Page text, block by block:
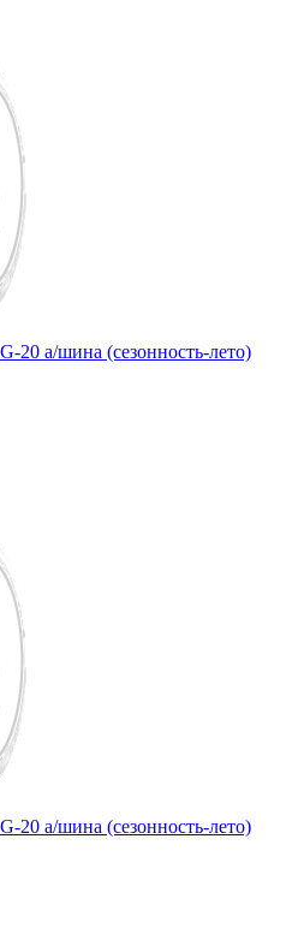
20 а/шина (сезонность-лето)
20 а/шина (сезонность-лето)